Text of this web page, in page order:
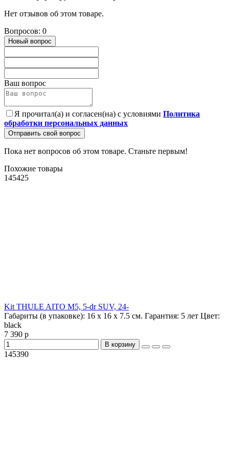
Нет отзывов об этом товаре.
Вопросов: 0
Новый вопрос
Ваш вопрос
Я прочитал(а) и согласен(на) с условиями Политика
обработки персональных данных
Отправить свой вопрос
Пока нет вопросов об этом товаре. Станьте первым!
Похожие товары
145425
Kit THULE AITO M5, 5-dr SUV, 24-
Габариты (в упаковке): 16 х 16 х 7.5 см. Гарантия: 5 лет Цвет:
black
7 390 р
В корзину
145390